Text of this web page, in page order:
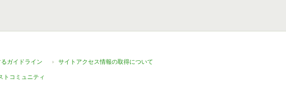
ガイドライン サイトアクセス情報の取得について
トコミュニティ